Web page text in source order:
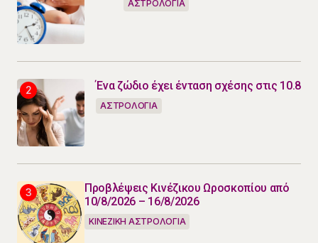
ΑΣΤΡΟΛΟΓΙΑ
Ένα ζώδιο έχει ένταση σχέσης στις 10.8
ΑΣΤΡΟΛΟΓΙΑ
Προβλέψεις Κινέζικου Ωροσκοπίου από
10/8/2026 – 16/8/2026
ΚΙΝΕΖΙΚΗ ΑΣΤΡΟΛΟΓΙΑ